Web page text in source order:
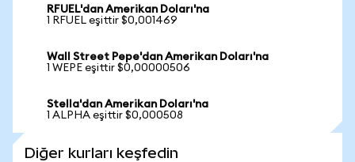
RFUEL'dan Amerikan Doları'na
1 RFUEL eşittir $0,001469
Wall Street Pepe'dan Amerikan Doları'na
1 WEPE eşittir $0,00000506
Stella'dan Amerikan Doları'na
1 ALPHA eşittir $0,000508
Diğer kurları keşfedin